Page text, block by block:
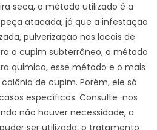
seca, o método utilizado é a
atacada, já que a infestação
pulverização nos locais de
o cupim subterrâneo, o método
quimica, esse método e o mais
de cupim. Porém, ele só
específicos. Consulte-nos
não houver necessidade, a
ser utilizada, o tratamento